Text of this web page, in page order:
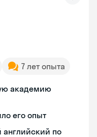
7 лет опыта
академию
его опыт
английский по